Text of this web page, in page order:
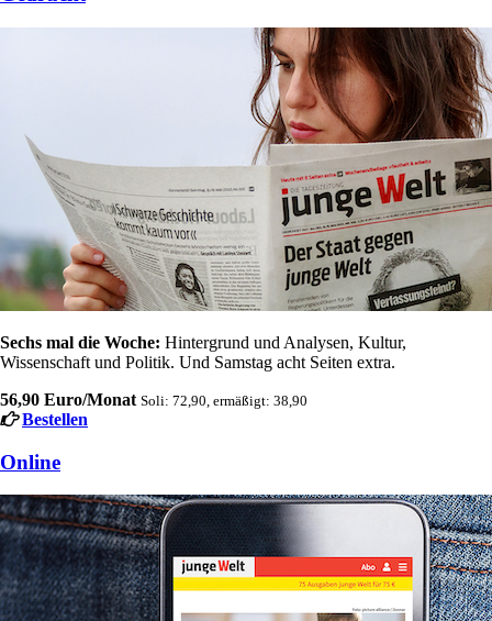
Sechs mal die Woche: Hintergrund und Analysen, Kultur,
Wissenschaft und Politik. Und Samstag acht Seiten extra.
56,90 Euro/Monat Soli: 72,90, ermäßigt: 38,90
Bestellen
Online